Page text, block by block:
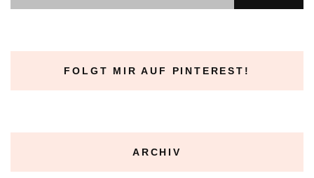
FOLGT MIR AUF PINTEREST!
ARCHIV